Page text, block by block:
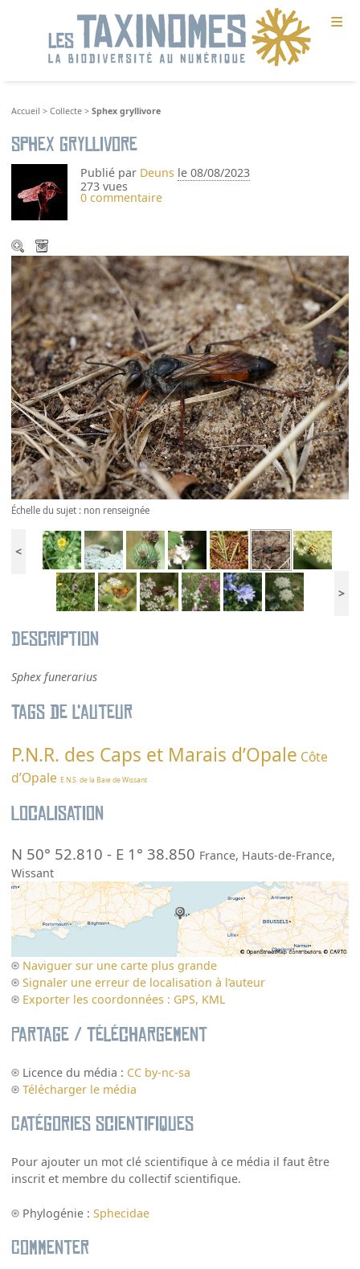
≡
Accueil >Collecte >Sphex gryllivore
Sphex gryllivore
Publié par Deuns le 08/08/2023
273 vues
0 commentaire
Échelle du sujet : non renseignée
<
>
Description
Sphex funerarius
Tags de l’auteur
P.N.R. des Caps et Marais d’Opale Côte
d’Opale E.N.S. de la Baie de Wissant
Localisation
N 50° 52.810 - E 1° 38.850 France, Hauts-de-France,
Wissant
Naviguer sur une carte plus grande
Signaler une erreur de localisation à l’auteur
Exporter les coordonnées : GPS, KML
Partage / Téléchargement
Licence du média : CC by-nc-sa
Télécharger le média
Catégories scientifiques
Pour ajouter un mot clé scientifique à ce média il faut être
inscrit et membre du collectif scientifique.
Phylogénie :Sphecidae
Commenter